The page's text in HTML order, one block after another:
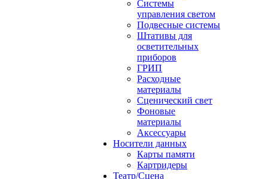
Системы
управления светом
Подвесные системы
Штативы для
осветительных
приборов
ГРИП
Расходные
материалы
Сценический свет
Фоновые
материалы
Аксессуары
Носители данных
Карты памяти
Картридеры
Театр/Сцена